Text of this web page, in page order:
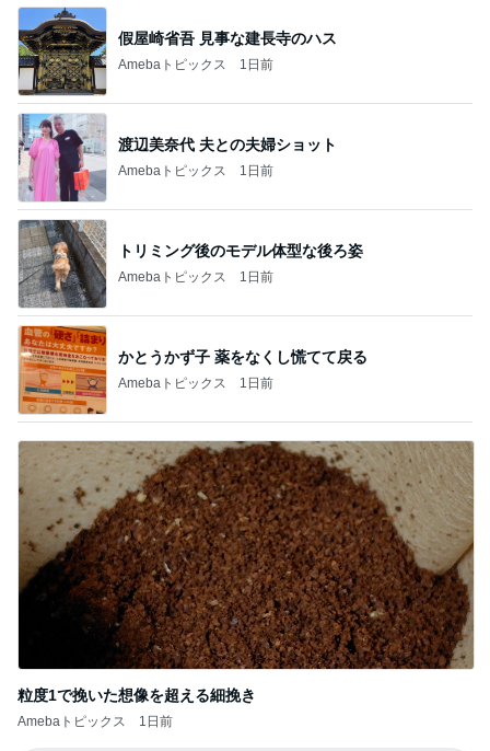
假屋崎省吾 見事な建長寺のハス
Amebaトピックス 1日前
渡辺美奈代 夫との夫婦ショット
Amebaトピックス 1日前
トリミング後のモデル体型な後ろ姿
Amebaトピックス 1日前
かとうかず子 薬をなくし慌てて戻る
Amebaトピックス 1日前
粒度1で挽いた想像を超える細挽き
Amebaトピックス 1日前